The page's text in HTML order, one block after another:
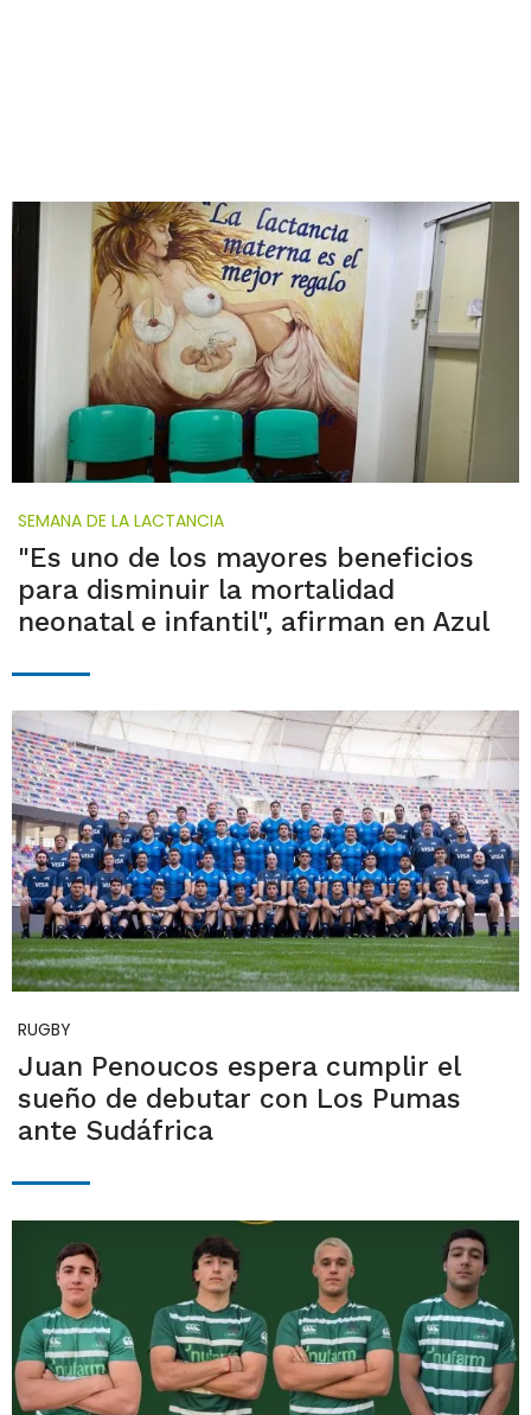
SEMANA DE LA LACTANCIA
"Es uno de los mayores beneficios
para disminuir la mortalidad
neonatal e infantil", afirman en Azul
RUGBY
Juan Penoucos espera cumplir el
sueño de debutar con Los Pumas
ante Sudáfrica